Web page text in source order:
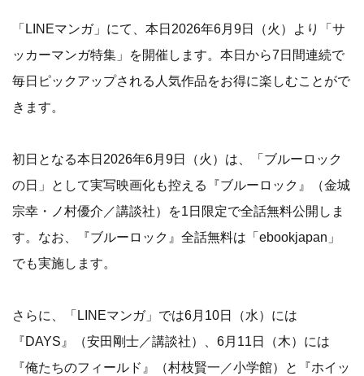
「LINEマンガ」にて、本日2026年6月9日（火）より「サ
ッカーマンガ特集」を開催します。本日から7日間連続で
毎日ピックアップされる人気作品をお得に楽しむことがで
きます。
初日となる本日2026年6月9日（火）は、「ブルーロック
の日」として実写映画化も控える『ブルーロック』（金城
宗幸・ノ村優介／講談社）を1日限定で全話無料公開しま
す。なお、『ブルーロック』全話無料は「ebookjapan」
でも実施します。
さらに、「LINEマンガ」では6月10日（水）には
『DAYS』（安田剛士／講談社）、6月11日（木）には
『俺たちのフィールド』（村枝賢一／小学館）と『ホイッ